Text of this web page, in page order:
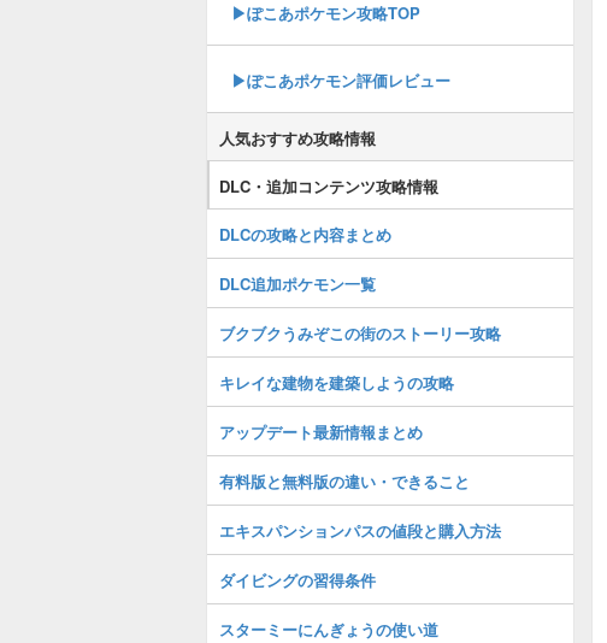
▶︎ぽこあポケモン攻略TOP
▶︎ぽこあポケモン評価レビュー
人気おすすめ攻略情報
DLC・追加コンテンツ攻略情報
DLCの攻略と内容まとめ
DLC追加ポケモン一覧
ブクブクうみぞこの街のストーリー攻略
キレイな建物を建築しようの攻略
アップデート最新情報まとめ
有料版と無料版の違い・できること
エキスパンションパスの値段と購入方法
ダイビングの習得条件
スターミーにんぎょうの使い道